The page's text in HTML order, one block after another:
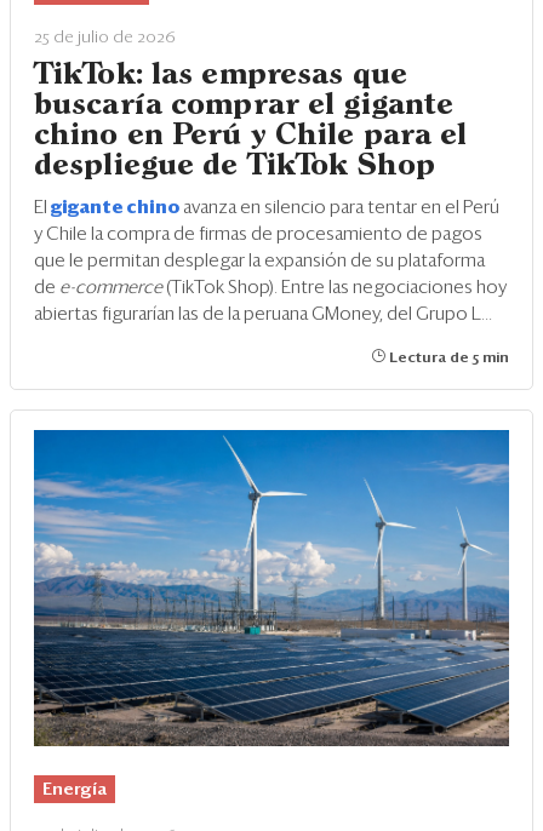
25 de julio de 2026
TikTok: las empresas que
buscaría comprar el gigante
chino en Perú y Chile para el
despliegue de TikTok Shop
El gigante chino avanza en silencio para tentar en el Perú
y Chile la compra de firmas de procesamiento de pagos
que le permitan desplegar la expansión de su plataforma
de e-commerce (TikTok Shop). Entre las negociaciones hoy
abiertas figurarían las de la peruana GMoney, del Grupo L...
Lectura de 5 min
Energía